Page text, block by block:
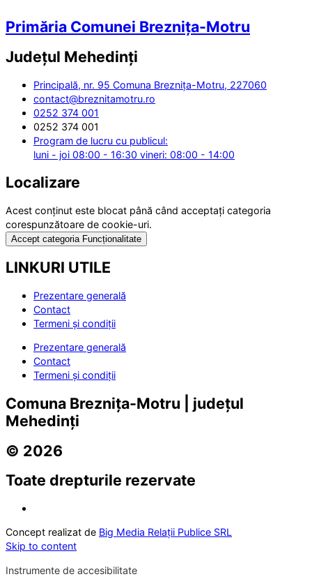
Primăria Comunei Breznița-Motru
Județul Mehedinți
Principală, nr. 95 Comuna Breznița-Motru, 227060
contact@breznitamotru.ro
0252 374 001
0252 374 001
Program de lucru cu publicul:
luni - joi 08:00 - 16:30 vineri: 08:00 - 14:00
Localizare
Acest conținut este blocat până când acceptați categoria
corespunzătoare de cookie-uri.
Accept categoria Funcționalitate
LINKURI UTILE
Prezentare generală
Contact
Termeni și condiții
Prezentare generală
Contact
Termeni și condiții
Comuna Breznița-Motru | județul
Mehedinți
© 2026
Toate drepturile rezervate
Concept realizat de Big Media Relații Publice SRL
Skip to content
Instrumente de accesibilitate